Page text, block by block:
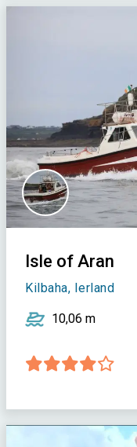
Isle of Aran
Kilbaha, Ierland
10,06 m